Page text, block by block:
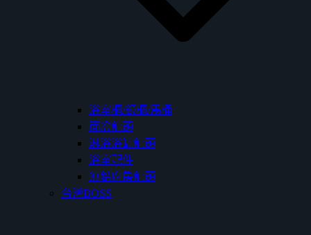
浴室櫃/鏡櫃/馬桶
面盆龍頭
淋浴浴缸龍頭
浴室配件
無鉛廚房龍頭
台灣BOSS